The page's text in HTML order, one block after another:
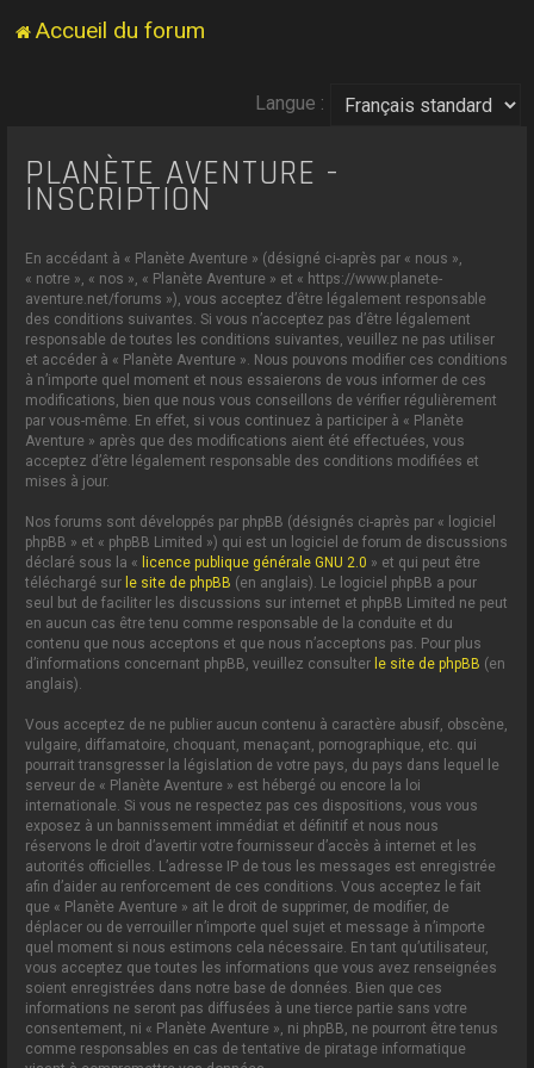
Accueil du forum
Langue :
PLANÈTE AVENTURE -
INSCRIPTION
En accédant à « Planète Aventure » (désigné ci-après par « nous »,
« notre », « nos », « Planète Aventure » et « https://www.planete-
aventure.net/forums »), vous acceptez d’être légalement responsable
des conditions suivantes. Si vous n’acceptez pas d’être légalement
responsable de toutes les conditions suivantes, veuillez ne pas utiliser
et accéder à « Planète Aventure ». Nous pouvons modifier ces conditions
à n’importe quel moment et nous essaierons de vous informer de ces
modifications, bien que nous vous conseillons de vérifier régulièrement
par vous-même. En effet, si vous continuez à participer à « Planète
Aventure » après que des modifications aient été effectuées, vous
acceptez d’être légalement responsable des conditions modifiées et
mises à jour.
Nos forums sont développés par phpBB (désignés ci-après par « logiciel
phpBB » et « phpBB Limited ») qui est un logiciel de forum de discussions
déclaré sous la « licence publique générale GNU 2.0 » et qui peut être
téléchargé sur le site de phpBB (en anglais). Le logiciel phpBB a pour
seul but de faciliter les discussions sur internet et phpBB Limited ne peut
en aucun cas être tenu comme responsable de la conduite et du
contenu que nous acceptons et que nous n’acceptons pas. Pour plus
d’informations concernant phpBB, veuillez consulter le site de phpBB (en
anglais).
Vous acceptez de ne publier aucun contenu à caractère abusif, obscène,
vulgaire, diffamatoire, choquant, menaçant, pornographique, etc. qui
pourrait transgresser la législation de votre pays, du pays dans lequel le
serveur de « Planète Aventure » est hébergé ou encore la loi
internationale. Si vous ne respectez pas ces dispositions, vous vous
exposez à un bannissement immédiat et définitif et nous nous
réservons le droit d’avertir votre fournisseur d’accès à internet et les
autorités officielles. L’adresse IP de tous les messages est enregistrée
afin d’aider au renforcement de ces conditions. Vous acceptez le fait
que « Planète Aventure » ait le droit de supprimer, de modifier, de
déplacer ou de verrouiller n’importe quel sujet et message à n’importe
quel moment si nous estimons cela nécessaire. En tant qu’utilisateur,
vous acceptez que toutes les informations que vous avez renseignées
soient enregistrées dans notre base de données. Bien que ces
informations ne seront pas diffusées à une tierce partie sans votre
consentement, ni « Planète Aventure », ni phpBB, ne pourront être tenus
comme responsables en cas de tentative de piratage informatique